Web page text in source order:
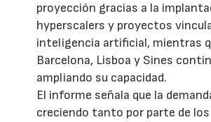
proyección gracias a la
hyperscalers y proyectos
inteligencia artificial, mientras
Barcelona, Lisboa y Sines
ampliando su capacidad.
El informe señala que la
creciendo tanto por parte de